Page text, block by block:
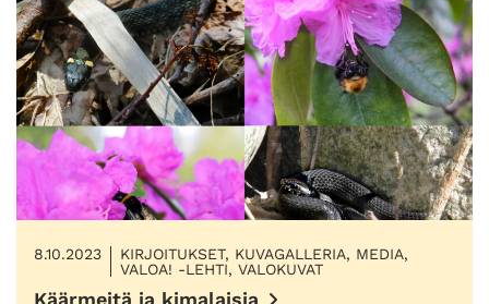
8.10.2023
KIRJOITUKSET, KUVAGALLERIA, MEDIA,
VALOA! -LEHTI, VALOKUVAT
Käärmeitä ja kimalaisia